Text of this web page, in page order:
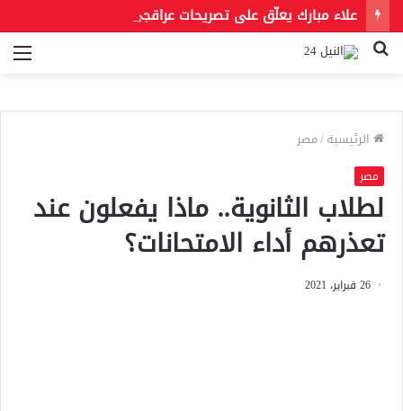
بحث
الرئيسية/مصر
مصر
لطلاب الثانوية.. ماذا يفعلون عند
تعذرهم أداء الامتحانات؟
26 فبراير، 2021